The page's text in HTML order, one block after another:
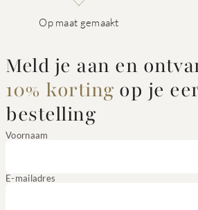
Op maat gemaakt
Meld je aan en
10% korting op je
bestelling
Voornaam
E-mailadres